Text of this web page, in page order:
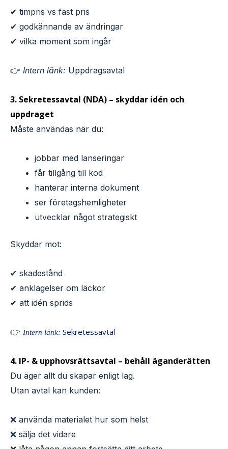
✔ timpris vs fast pris
✔ godkännande av ändringar
✔ vilka moment som ingår
👉 Intern länk: Uppdragsavtal
3. Sekretessavtal (NDA) – skyddar idén och
uppdraget
Måste användas när du:
jobbar med lanseringar
får tillgång till kod
hanterar interna dokument
ser företagshemligheter
utvecklar något strategiskt
Skyddar mot:
✔ skadestånd
✔ anklagelser om läckor
✔ att idén sprids
👉 Intern länk: Sekretessavtal
4. IP- & upphovsrättsavtal – behåll äganderätten
Du äger allt du skapar enligt lag.
Utan avtal kan kunden:
❌ använda materialet hur som helst
❌ sälja det vidare